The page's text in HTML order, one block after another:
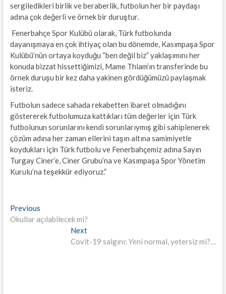
sergiledikleri birlik ve beraberlik, futbolun her bir paydaşı
adına çok değerli ve örnek bir duruştur.
Fenerbahçe Spor Kulübü olarak, Türk futbolunda
dayanışmaya en çok ihtiyaç olan bu dönemde, Kasımpaşa Spor
Kulübü’nün ortaya koyduğu “ben değil biz” yaklaşımını her
konuda bizzat hissettiğimizi, Mame Thiam’ın transferinde bu
örnek duruşu bir kez daha yakinen gördüğümüzü paylaşmak
isteriz.
Futbolun sadece sahada rekabetten ibaret olmadığını
göstererek futbolumuza kattıkları tüm değerler için Türk
futbolunun sorunlarını kendi sorunlarıymış gibi sahiplenerek
çözüm adına her zaman ellerini taşın altına samimiyetle
koydukları için Türk futbolu ve Fenerbahçemiz adına Sayın
Turgay Ciner’e, Ciner Grubu’na ve Kasımpaşa Spor Yönetim
Kurulu’na teşekkür ediyoruz.”
Yazı
gezinmesi
PreviousPrevious
post:
Okullar açılabilecek mi?
NextNext
post:
Covit-19 salgını: Yeni normal, yetersiz mi?…